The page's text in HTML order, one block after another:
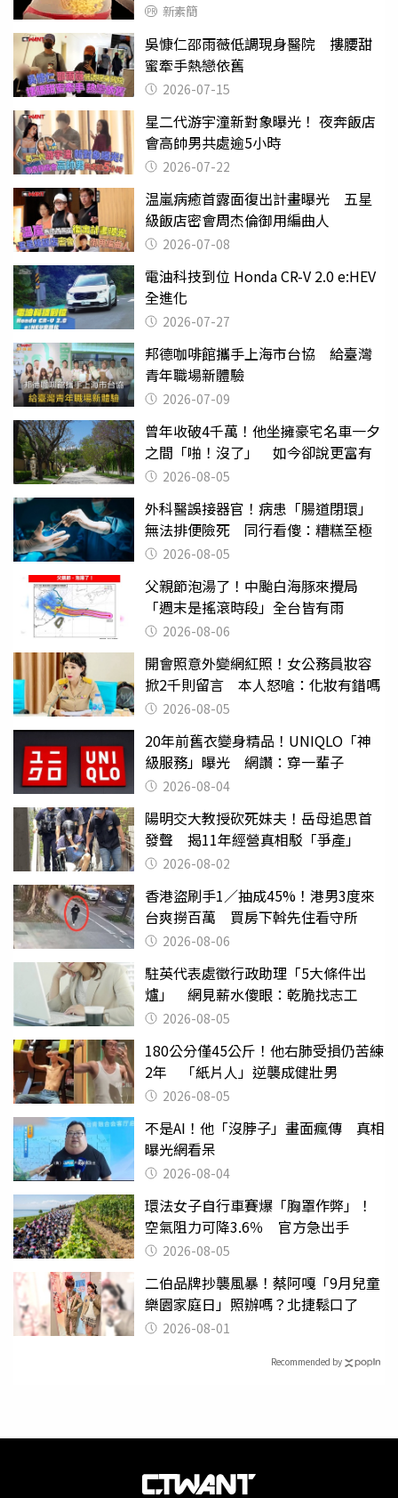
新素簡
吳慷仁邵雨薇低調現身醫院 摟腰甜
蜜牽手熱戀依舊
2026-07-15
星二代游宇潼新對象曝光！ 夜奔飯店
會高帥男共處逾5小時
2026-07-22
温嵐病癒首露面復出計畫曝光 五星
級飯店密會周杰倫御用編曲人
2026-07-08
電油科技到位 Honda CR-V 2.0 e:HEV
全進化
2026-07-27
邦德咖啡館攜手上海市台協 給臺灣
青年職場新體驗
2026-07-09
曾年收破4千萬！他坐擁豪宅名車一夕
之間「啪！沒了」 如今卻說更富有
2026-08-05
外科醫誤接器官！病患「腸道閉環」
無法排便險死 同行看傻：糟糕至極
2026-08-05
父親節泡湯了！中颱白海豚來攪局
「週末是搖滾時段」全台皆有雨
2026-08-06
開會照意外變網紅照！女公務員妝容
掀2千則留言 本人怒嗆：化妝有錯嗎
2026-08-05
20年前舊衣變身精品！UNIQLO「神
級服務」曝光 網讚：穿一輩子
2026-08-04
陽明交大教授砍死妹夫！岳母追思首
發聲 揭11年經營真相駁「爭產」
2026-08-02
香港盜刷手1／抽成45%！港男3度來
台爽撈百萬 買房下斡先住看守所
2026-08-06
駐英代表處徵行政助理「5大條件出
爐」 網見薪水傻眼：乾脆找志工
2026-08-05
180公分僅45公斤！他右肺受損仍苦練
2年 「紙片人」逆襲成健壯男
2026-08-05
不是AI！他「沒脖子」畫面瘋傳 真相
曝光網看呆
2026-08-04
環法女子自行車賽爆「胸罩作弊」！
空氣阻力可降3.6％ 官方急出手
2026-08-05
二伯品牌抄襲風暴！蔡阿嘎「9月兒童
樂園家庭日」照辦嗎？北捷鬆口了
2026-08-01
Recommended by